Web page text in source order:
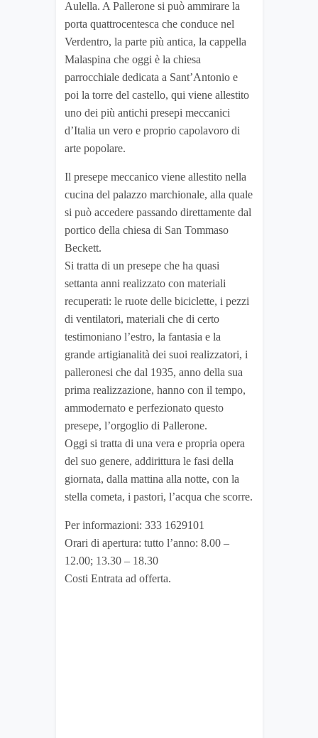
Aulella. A Pallerone si può ammirare la
porta quattrocentesca che conduce nel
Verdentro, la parte più antica, la cappella
Malaspina che oggi è la chiesa
parrocchiale dedicata a Sant’Antonio e
poi la torre del castello, qui viene allestito
uno dei più antichi presepi meccanici
d’Italia un vero e proprio capolavoro di
arte popolare.
Il presepe meccanico viene allestito nella
cucina del palazzo marchionale, alla quale
si può accedere passando direttamente dal
portico della chiesa di San Tommaso
Beckett.
Si tratta di un presepe che ha quasi
settanta anni realizzato con materiali
recuperati: le ruote delle biciclette, i pezzi
di ventilatori, materiali che di certo
testimoniano l’estro, la fantasia e la
grande artigianalità dei suoi realizzatori, i
palleronesi che dal 1935, anno della sua
prima realizzazione, hanno con il tempo,
ammodernato e perfezionato questo
presepe, l’orgoglio di Pallerone.
Oggi si tratta di una vera e propria opera
del suo genere, addirittura le fasi della
giornata, dalla mattina alla notte, con la
stella cometa, i pastori, l’acqua che scorre.
Per informazioni: 333 1629101
Orari di apertura: tutto l’anno: 8.00 –
12.00; 13.30 – 18.30
Costi Entrata ad offerta.